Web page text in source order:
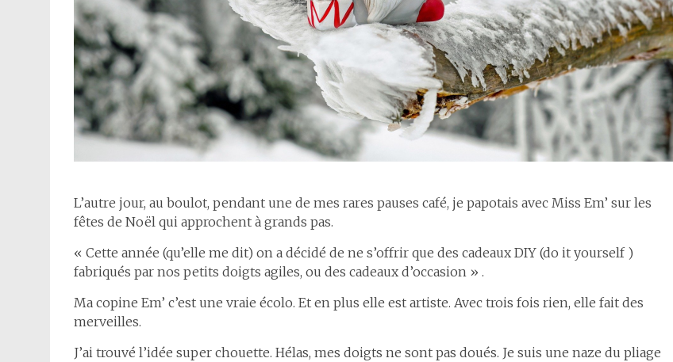
L’autre jour, au boulot, pendant une de mes rares pauses café, je papotais avec Miss Em’ sur les
fêtes de Noël qui approchent à grands pas.
« Cette année (qu’elle me dit) on a décidé de ne s’offrir que des cadeaux DIY (do it yourself )
fabriqués par nos petits doigts agiles, ou des cadeaux d’occasion » .
Ma copine Em’ c’est une vraie écolo. Et en plus elle est artiste. Avec trois fois rien, elle fait des
merveilles.
J’ai trouvé l’idée super chouette. Hélas, mes doigts ne sont pas doués. Je suis une naze du pliage